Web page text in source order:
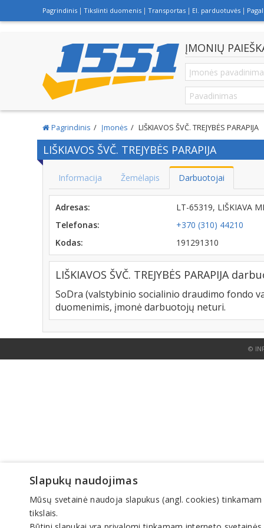
Pagrindinis Tikslinti duomenis Transportas El. parduotuvės
ĮMONIŲ
Pagrindinis Įmonės LIŠKIAVOS ŠVČ. TREJYBĖS PARAPIJA
LIŠKIAVOS ŠVČ. TREJYBĖS PARAPIJA
Informacija Žemėlapis Darbuotojai
Adresas:
LT-65319, LIŠKIAVA
Telefonas:
+370 (310) 44210
Kodas:
191291310
LIŠKIAVOS ŠVČ. TREJYBĖS PARAPIJA
SoDra (valstybinio socialinio draudimo fondo
duomenimis, įmonė darbuotojų neturi.
©
Slapukų naudojimas
Mūsų svetainė naudoja slapukus (angl. cookies)
tikslais.